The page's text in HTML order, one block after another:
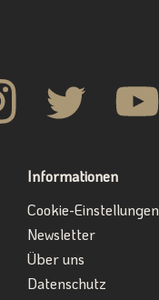
Informationen
Cookie-Einstellungen
Newsletter
Über uns
Datenschutz